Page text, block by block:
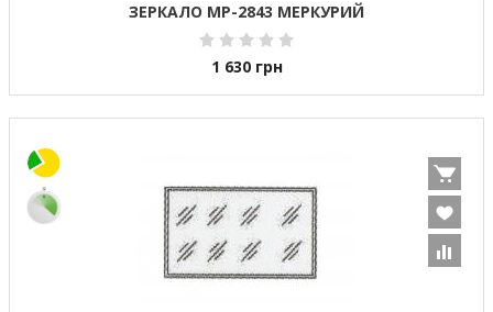
ЗЕРКАЛО МР-2843 МЕРКУРИЙ
1 630 грн